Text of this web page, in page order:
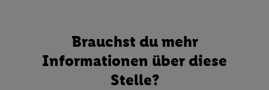
Brauchst du mehr
Informationen über diese
Stelle?